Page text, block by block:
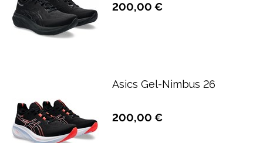
200,00 €
Asics Gel-Nimbus 26
200,00 €